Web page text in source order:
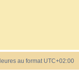
au format UTC+02:00